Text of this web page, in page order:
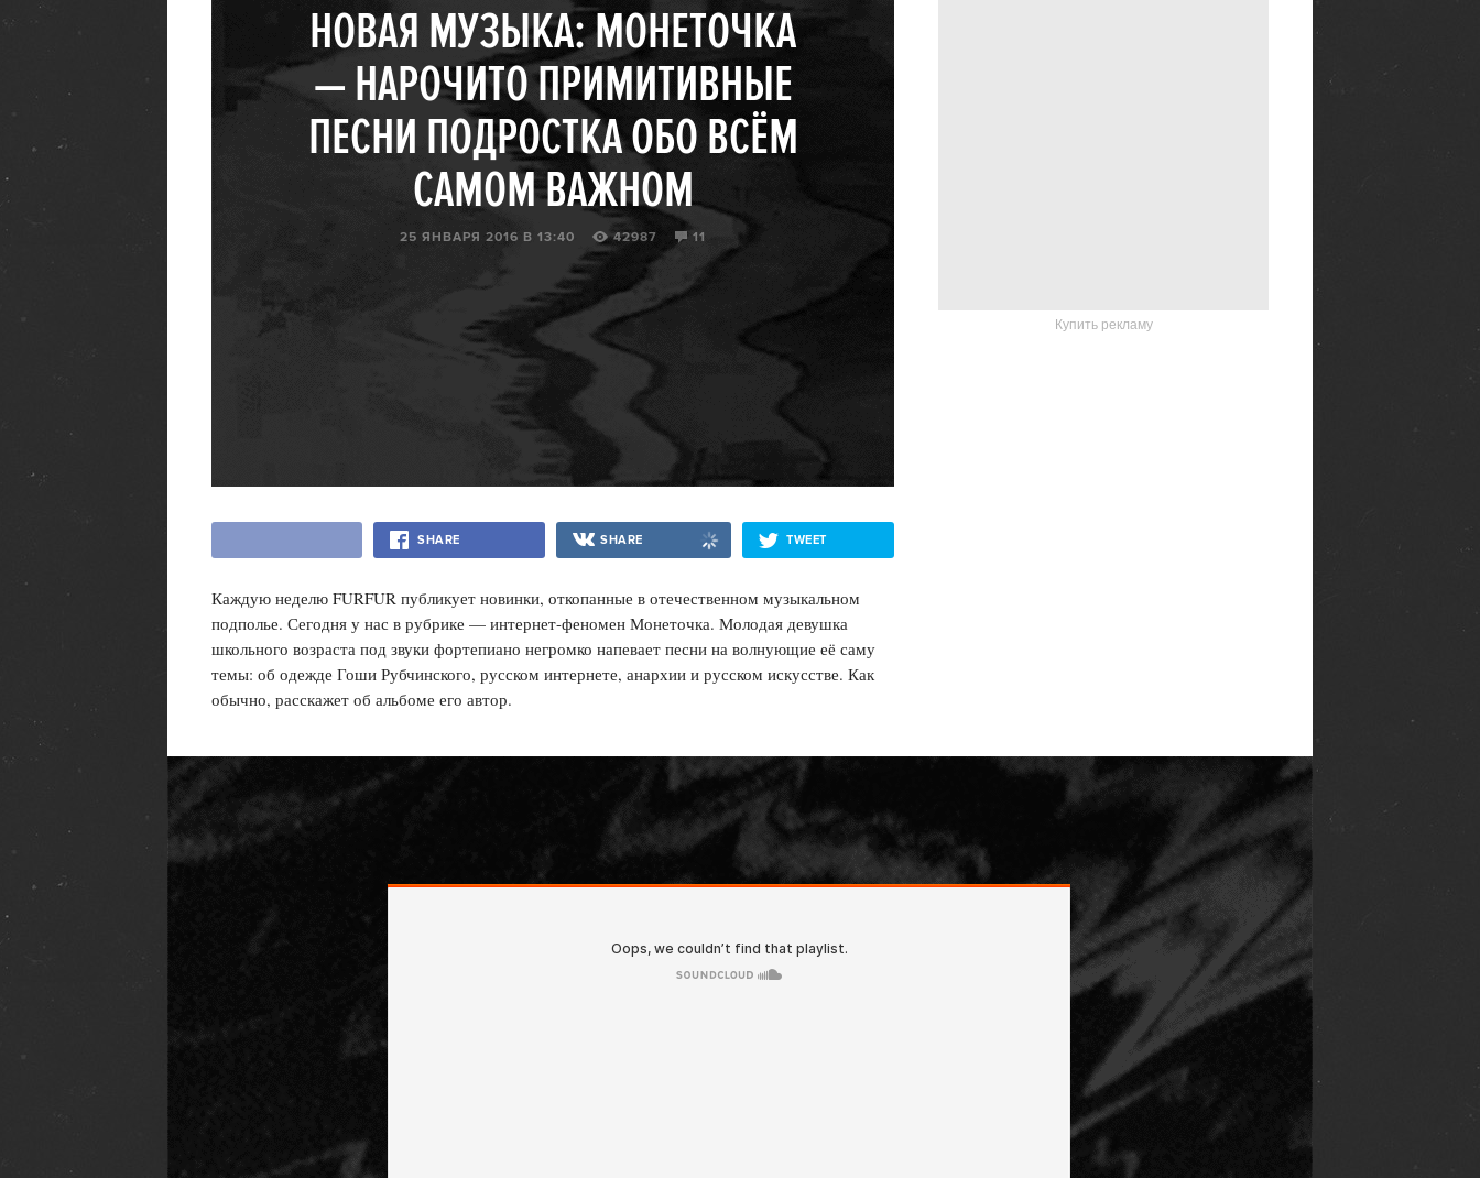
НОВАЯ МУЗЫКА: МОНЕТОЧКА
— НАРОЧИТО ПРИМИТИВНЫЕ
ПЕСНИ ПОДРОСТКА ОБО ВСЁМ
САМОМ ВАЖНОМ
25 ЯНВАРЯ 2016 В 13:40 42987 11
SHARE SHARE TWEET
Купить рекламу
Каждую неделю FURFUR публикует новинки, откопанные в отечественном музыкальном
подполье. Сегодня у нас в рубрике — интернет-феномен Монеточка. Молодая девушка
школьного возраста под звуки фортепиано негромко напевает песни на волнующие её саму
темы: об одежде Гоши Рубчинского, русском интернете, анархии и русском искусстве. Как
обычно, расскажет об альбоме его автор.